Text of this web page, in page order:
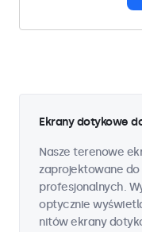
Ekrany dotykowe
Nasze terenowe
zaprojektowane do
profesjonalnych.
optycznie
nitów ekrany